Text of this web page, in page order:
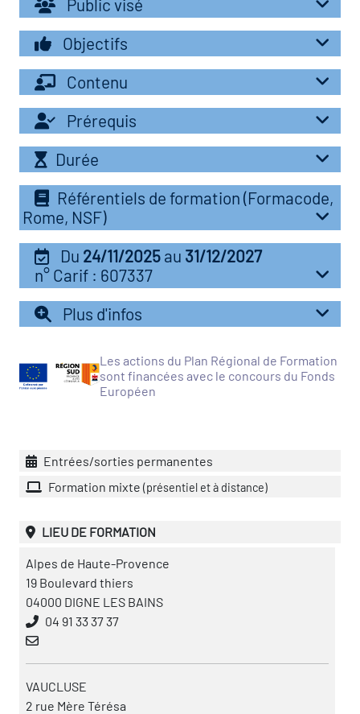
les métiers
clés métiers et
lieu d'information ou
des métiers en
de l'Economie
Solidaire (ESS)
du secteur sanitaire
de l'Industrie
emploi-formation
des transitions
des secteurs(en
construction)
Public visé
Objectifs
Contenu
Prérequis
Durée
Référentiels de formation (Formacode,
Rome, NSF)
Du 24/11/2025 au 31/12/2027
n° Carif : 607337
Plus d'infos
Les actions du Plan Régional de Formation
sont financées avec le concours du Fonds
Européen
Entrées/sorties permanentes
Formation mixte (présentiel et à distance)
LIEU DE FORMATION
Alpes de Haute-Provence
19 Boulevard thiers
04000 DIGNE LES BAINS
04 91 33 37 37
VAUCLUSE
2 rue Mère Térésa